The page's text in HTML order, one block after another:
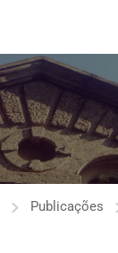
Publicações